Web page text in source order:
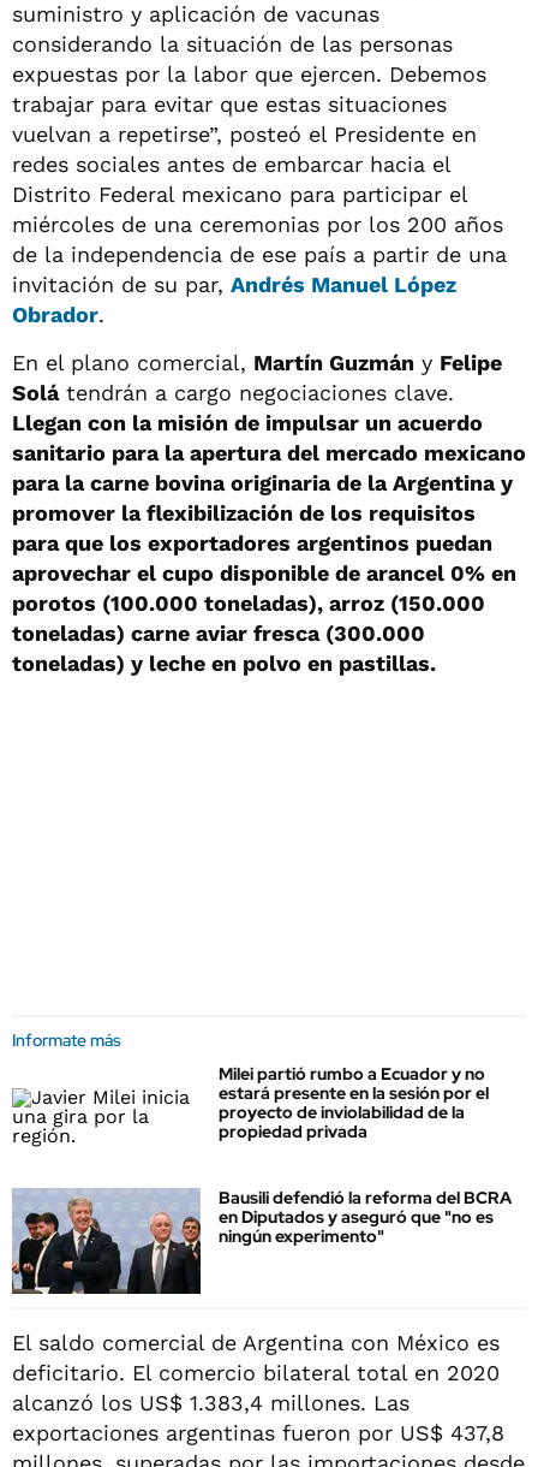
suministro y aplicación de vacunas
considerando la situación de las personas
expuestas por la labor que ejercen. Debemos
trabajar para evitar que estas situaciones
vuelvan a repetirse”, posteó el Presidente en
redes sociales antes de embarcar hacia el
Distrito Federal mexicano para participar el
miércoles de una ceremonias por los 200 años
de la independencia de ese país a partir de una
invitación de su par, Andrés Manuel López
Obrador.
En el plano comercial, Martín Guzmán y Felipe
Solátendrán a cargo negociaciones clave.
Llegan con la misión de impulsar un acuerdo
sanitario para la apertura del mercado mexicano
para la carne bovina originaria de la Argentina y
promover la flexibilización de los requisitos
para que los exportadores argentinos puedan
aprovechar el cupo disponible de arancel 0% en
porotos (100.000 toneladas), arroz (150.000
toneladas) carne aviar fresca (300.000
toneladas) y leche en polvo en pastillas.
Informate más
Milei partió rumbo a Ecuador y no
estará presente en la sesión por el
proyecto de inviolabilidad de la
propiedad privada
Bausili defendió la reforma del BCRA
en Diputados y aseguró que "no es
ningún experimento"
El saldo comercial de Argentina con México es
deficitario. El comercio bilateral total en 2020
alcanzó los US$ 1.383,4 millones. Las
exportaciones argentinas fueron por US$ 437,8